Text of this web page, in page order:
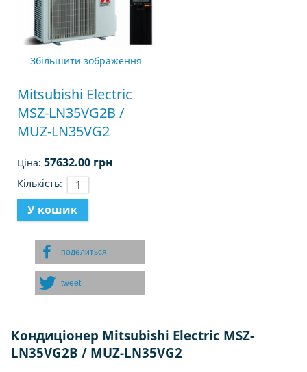
Збільшити зображення
Mitsubishi Electric
MSZ-LN35VG2B /
MUZ-LN35VG2
Ціна:57632.00 грн
Кількість:
поделиться
tweet
Кондиціонер Mitsubishi Electric MSZ-
LN35VG2B / MUZ-LN35VG2